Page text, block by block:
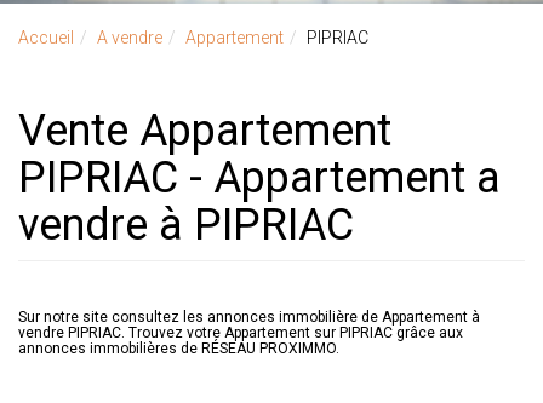
Accueil A vendre Appartement PIPRIAC
Vente Appartement
PIPRIAC - Appartement a
vendre à PIPRIAC
Sur notre site consultez les annonces immobilière de Appartement à
vendre PIPRIAC. Trouvez votre Appartement sur PIPRIAC grâce aux
annonces immobilières de RÉSEAU PROXIMMO.